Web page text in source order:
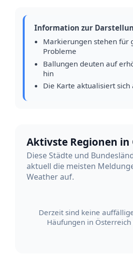
Information zur
Markierungen stehen für
Probleme
Ballungen deuten auf
hin
Die Karte aktualisiert sich
Aktivste Regionen in
Diese Städte und
aktuell die meisten
Weather auf.
Derzeit sind keine
Häufungen in Österreich